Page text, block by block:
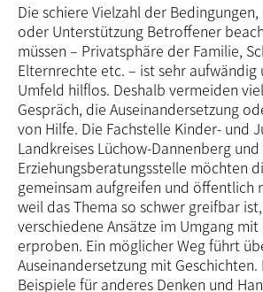
Die schiere Vielzahl der
oder Unterstützung Betroffener
müssen – Privatsphäre der Familie,
Elternrechte etc. – ist sehr aufwändig
Umfeld hilflos. Deshalb vermeiden
Gespräch, die Auseinandersetzung
von Hilfe. Die Fachstelle Kinder- und
Landkreises Lüchow-Dannenberg
Erziehungsberatungsstelle möchten
gemeinsam aufgreifen und öffentlich
weil das Thema so schwer greifbar
verschiedene Ansätze im Umgang
erproben. Ein möglicher Weg führt
Auseinandersetzung mit
Beispiele für anderes Denken und